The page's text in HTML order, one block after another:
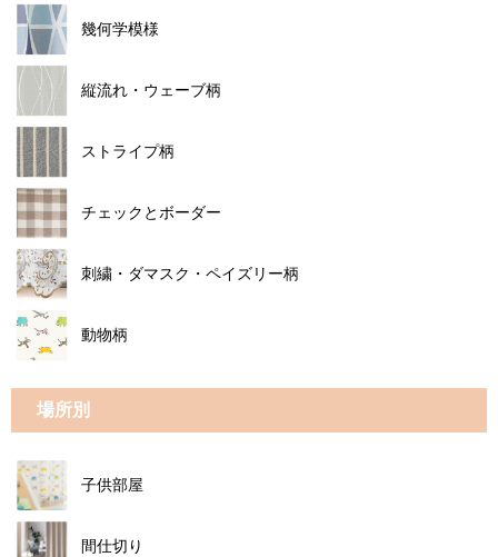
幾何学模様
縦流れ・ウェーブ柄
ストライプ柄
チェックとボーダー
刺繍・ダマスク・ペイズリー柄
動物柄
場所別
子供部屋
間仕切り